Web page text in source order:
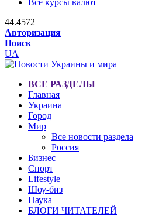
Все курсы валют
44.4572
Авторизация
Поиск
UA
ВСЕ РАЗДЕЛЫ
Главная
Украина
Город
Мир
Все новости раздела
Россия
Бизнес
Спорт
Lifestyle
Шоу-биз
Наука
БЛОГИ ЧИТАТЕЛЕЙ